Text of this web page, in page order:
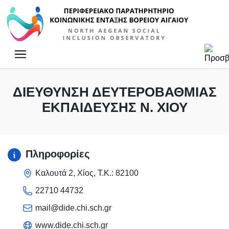
Κύρια πλοήγηση
ΔΙΕΎΘΥΝΣΗ ΔΕΥΤΕΡΟΒΆΘΜΙΑΣ
ΕΚΠΑΊΔΕΥΣΗΣ Ν. ΧΊΟΥ
Πληροφορίες
Καλουτά 2, Χίος, Τ.Κ.: 82100
22710 44732
mail@dide.chi.sch.gr
www.dide.chi.sch.gr